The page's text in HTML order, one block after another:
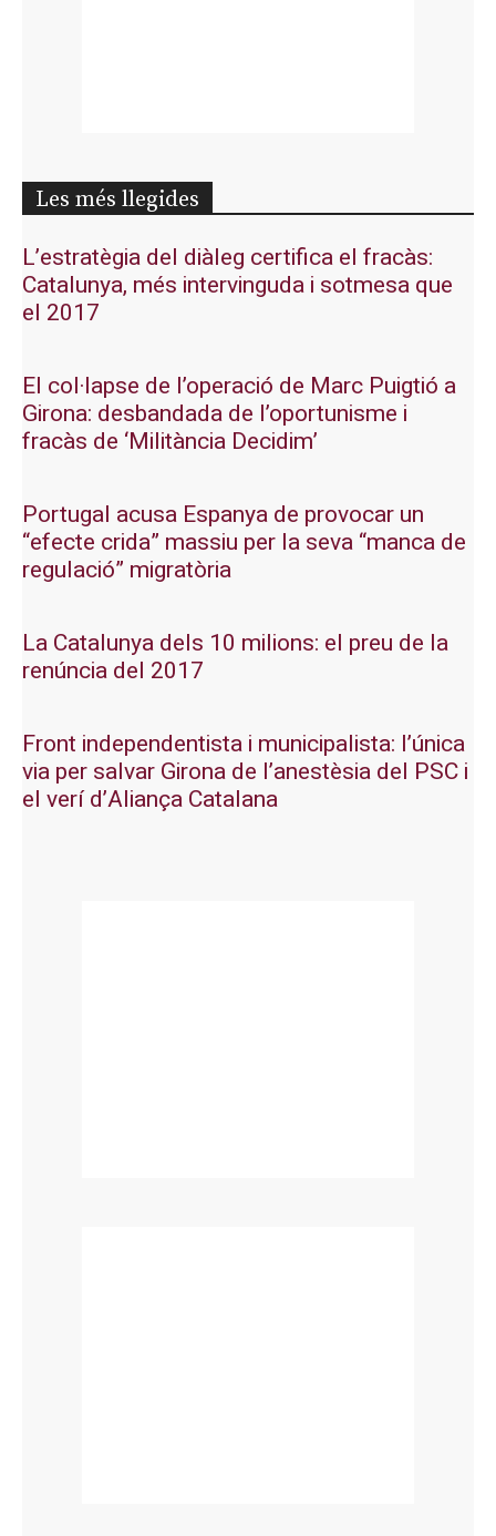
Les més llegides
L’estratègia del diàleg certifica el fracàs:
Catalunya, més intervinguda i sotmesa que
el 2017
El col·lapse de l’operació de Marc Puigtió a
Girona: desbandada de l’oportunisme i
fracàs de ‘Militància Decidim’
Portugal acusa Espanya de provocar un
“efecte crida” massiu per la seva “manca de
regulació” migratòria
La Catalunya dels 10 milions: el preu de la
renúncia del 2017
Front independentista i municipalista: l’única
via per salvar Girona de l’anestèsia del PSC i
el verí d’Aliança Catalana